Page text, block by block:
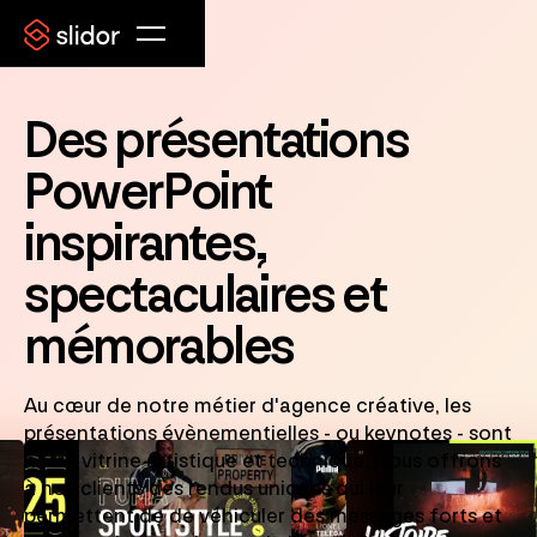
Des présentations
PowerPoint
inspirantes,
spectaculaires et
mémorables
Au cœur de notre métier d'agence créative, les
présentations évènementielles - ou keynotes - sont
notre vitrine artistique et technique. Nous offrons
à nos clients des rendus uniques qui leur
permettent de de véhiculer des messages forts et